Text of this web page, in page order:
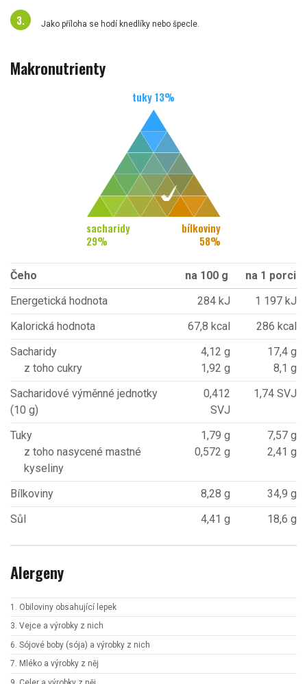
Jako příloha se hodí knedlíky nebo špecle.
Makronutrienty
tuky13%
sacharidy
29%
bílkoviny
58%
Čeho na 100 g
na 1 porci
Energetická hodnota
284 kJ
1 197 kJ
Kalorická hodnota
67,8 kcal
286 kcal
Sacharidy
z toho cukry
4,12 g
1,92 g
17,4 g
8,1 g
Sacharidové výměnné jednotky
(10 g)
0,412
SVJ
1,74 SVJ
Tuky
z toho nasycené mastné
kyseliny
1,79 g
0,572 g
7,57 g
2,41 g
Bílkoviny 8,28 g
34,9 g
Sůl
4,41 g 18,6 g
Alergeny
1. Obiloviny obsahující lepek
3. Vejce a výrobky z nich
6. Sójové boby (sója) a výrobky z nich
7. Mléko a výrobky z něj